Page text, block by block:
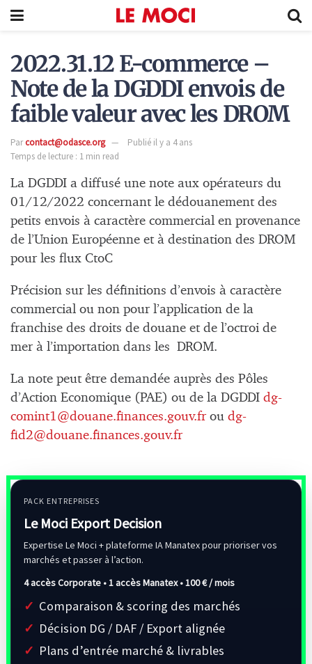
2022.31.12 E-commerce –
Note de la DGDDI envois de
faible valeur avec les DROM
Parcontact@odasce.org
Publié il y a 4 ans
Temps de lecture : 1 min read
La DGDDI a diffusé une note aux opérateurs du
01/12/2022 concernant le dédouanement des
petits envois à caractère commercial en provenance
de l’Union Européenne et à destination des DROM
pour les flux CtoC
Précision sur les définitions d’envois à caractère
commercial ou non pour l’application de la
franchise des droits de douane et de l’octroi de
mer à l’importation dans les DROM.
La note peut être demandée auprès des Pôles
d’Action Economique (PAE) ou de la DGDDI dg-
comint1@douane.finances.gouv.frou dg-
fid2@douane.finances.gouv.fr
PACK ENTREPRISES
Le Moci Export Decision
Expertise Le Moci + plateforme IA Manatex pour prioriser vos
marchés et passer à l’action.
4 accès Corporate • 1 accès Manatex •100 € / mois
Comparaison & scoring des marchés
Décision DG / DAF / Export alignée
Plans d’entrée marché & livrables